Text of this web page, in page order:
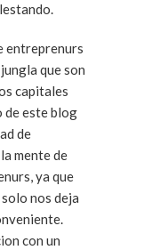
entreprenurs
que son
capitales
de este blog
de
mente de
ya que
nos deja
con un